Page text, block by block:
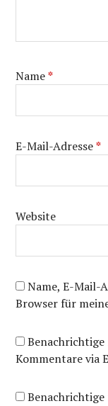
Name*
E-Mail-Adresse*
Website
Name, E-Mail-
Browser für
Kommentare via
Benachrichtige